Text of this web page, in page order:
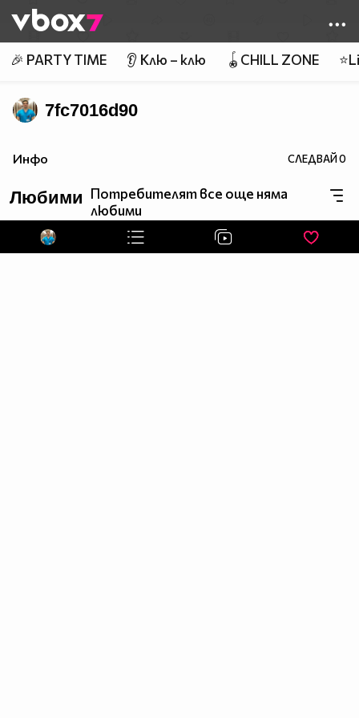
👾
🎉 PARTY TIME 👂 Клю – клю 🪀CHILL ZONE
7fc7016d90
Инфо СЛЕДВАЙ0
Любими Потребителят все още няма
любими